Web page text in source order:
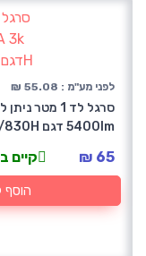
לפני מע"מ : 55.08 ₪
5400lm דגם 128692/830H
65 ₪ קיים
הוסף